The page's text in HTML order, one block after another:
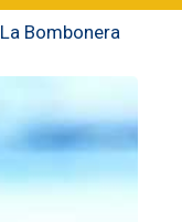
La Bombonera